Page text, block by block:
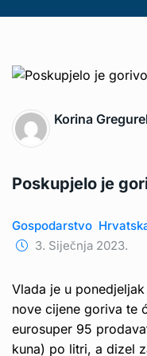
Korina
Poskupjelo je
Gospodarstvo
3. Siječnja 2023.
Vlada je u
nove cijene goriva te
eurosuper 95
kuna) po litri, a dizel